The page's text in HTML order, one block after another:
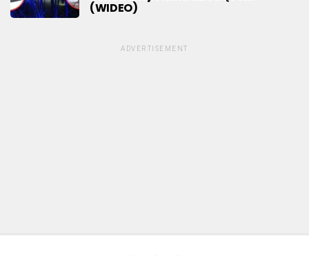
(WIDEO)
ADVERTISEMENT